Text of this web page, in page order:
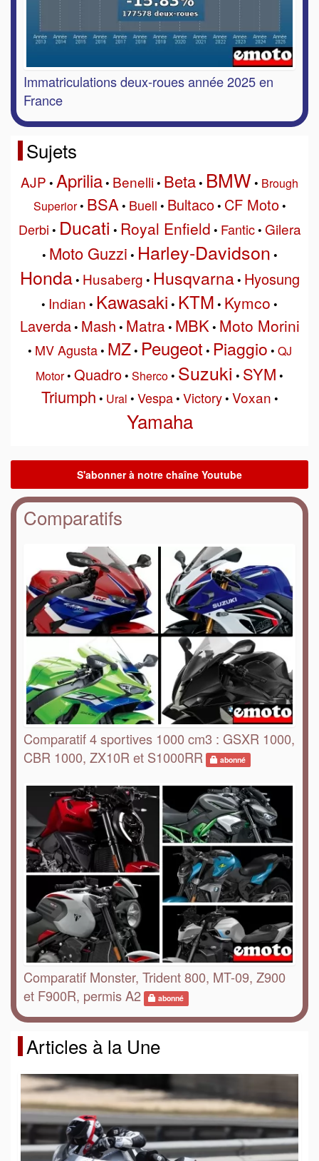
Immatriculations deux-roues année 2025 en
France
Sujets
AJP • Aprilia• Benelli• Beta• BMW • Brough
Superior• BSA• Buell • Bultaco• CF Moto•
Derbi • Ducati • Royal Enfield • Fantic• Gilera
• Moto Guzzi • Harley-Davidson •
Honda• Husaberg • Husqvarna• Hyosung
• Indian • Kawasaki • KTM • Kymco •
Laverda• Mash • Matra• MBK• Moto Morini
• MV Agusta• MZ• Peugeot • Piaggio • QJ
Motor• Quadro• Sherco• Suzuki • SYM •
Triumph • Ural • Vespa• Victory• Voxan •
Yamaha
Comparatifs
Comparatif 4 sportives 1000 cm3 : GSXR 1000,
CBR 1000, ZX10R et S1000RR
abonné
Comparatif Monster, Trident 800, MT-09, Z900
et F900R, permis A2
abonné
Articles à la Une